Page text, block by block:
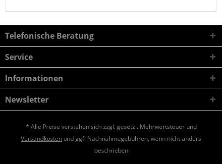
Telefonische Beratung
Service
Informationen
Newsletter
* Alle Preise verstehen sich zzgl. gesetzl. Mehrwertsteuer und
Versandkosten und ggf. Nachnahmegebühren, wenn nicht anders
beschrieben